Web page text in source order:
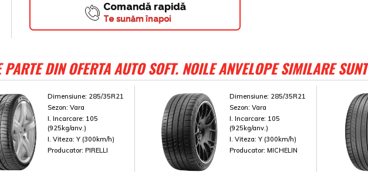
Comandă rapidă
Te sunăm înapoi
DIN OFERTA AUTO SOFT. NOILE ANVELOPE SIMILARE SUNT
Dimensiune: 285/35R21
Sezon: Vara
I. Incarcare: 105
(925kg/anv.)
I. Viteza: Y (300km/h)
Producator: PIRELLI
Dimensiune: 285/35R21
Sezon:Vara
I. Incarcare: 105
(925kg/anv.)
I. Viteza:Y (300km/h)
Producator:MICHELIN